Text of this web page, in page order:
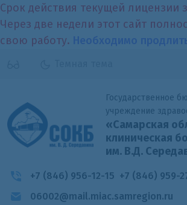
Срок действия текущей лицензии
Через две недели этот сайт
свою работу.
Государственное
учреждение
«Самарская
клиническая
им. В.Д.
+7 (846) 956-12-15 +7 (846) 959-
06002@mail.miac.samregion.ru